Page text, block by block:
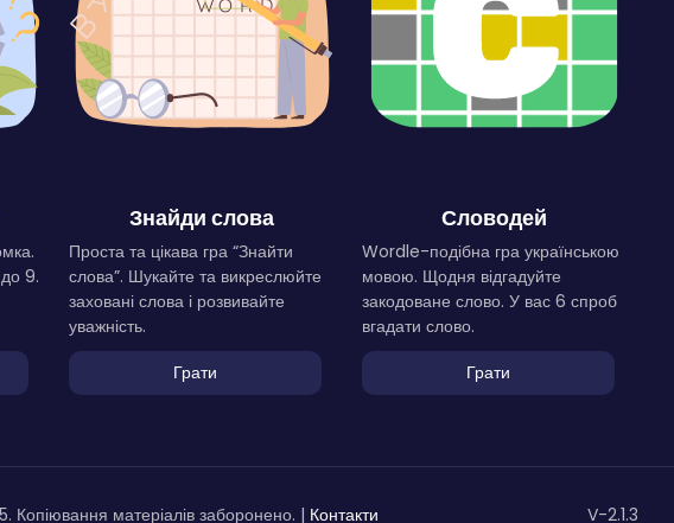
до 9.
Знайди слова
Проста та цікава гра “Знайти
слова”. Шукайте та викреслюйте
заховані слова і розвивайте
уважність.
Грати
Словодей
Wordle-подібна гра українською
мовою. Щодня відгадуйте
закодоване слово. У вас 6 спроб
вгадати слово.
Грати
Копіювання матеріалів заборонено. | Контакти V-2.1.3